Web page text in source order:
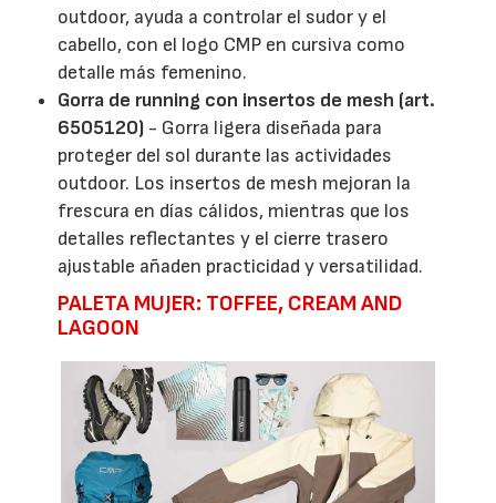
outdoor, ayuda a controlar el sudor y el
cabello, con el logo CMP en cursiva como
detalle más femenino.
Gorra de running con insertos de mesh (art.
6505120) - Gorra ligera diseñada para
proteger del sol durante las actividades
outdoor. Los insertos de mesh mejoran la
frescura en días cálidos, mientras que los
detalles reflectantes y el cierre trasero
ajustable añaden practicidad y versatilidad.
PALETA MUJER: TOFFEE, CREAM AND
LAGOON